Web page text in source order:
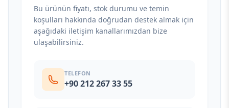
Bu ürünün fiyatı, stok durumu ve temin
koşulları hakkında doğrudan destek almak için
aşağıdaki iletişim kanallarımızdan bize
ulaşabilirsiniz.
TELEFON
+90 212 267 33 55